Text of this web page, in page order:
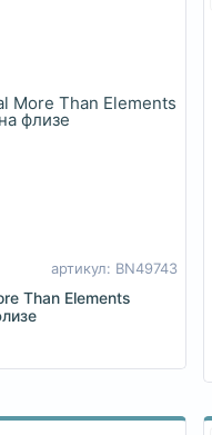
артикул: BN49743
Than Elements